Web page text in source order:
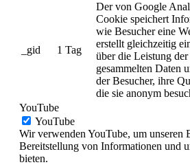
_gid 1 Tag
Der von Google
Cookie speichert
wie Besucher eine
erstellt gleichzeitig
über die Leistung
gesammelten Daten
der Besucher, ihre
die sie anonym
YouTube
YouTube
Wir verwenden YouTube, um unseren
Bereitstellung von Informationen und
bieten.